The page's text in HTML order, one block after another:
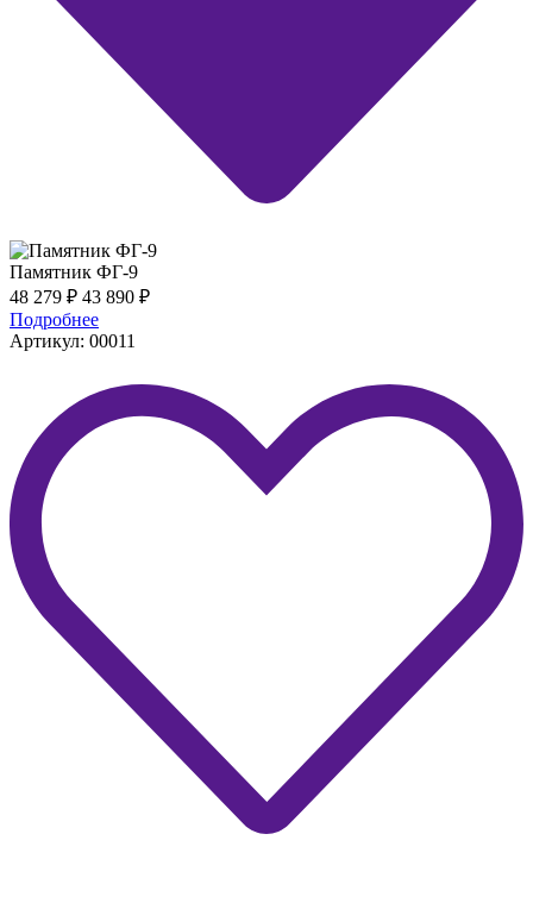
Памятник ФГ-9
48 279 ₽ 43 890 ₽
Подробнее
Артикул: 00011